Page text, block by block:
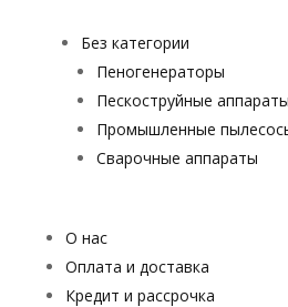
Без категории
Пеногенераторы
Пескоструйные аппараты
Промышленные
Сварочные аппараты
О нас
Оплата и доставка
Кредит и рассрочка